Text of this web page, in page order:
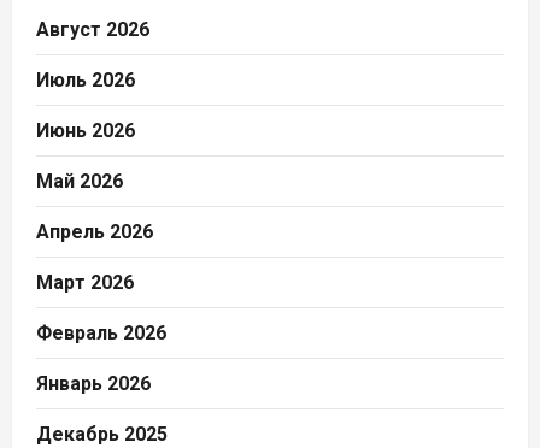
Август 2026
Июль 2026
Июнь 2026
Май 2026
Апрель 2026
Март 2026
Февраль 2026
Январь 2026
Декабрь 2025